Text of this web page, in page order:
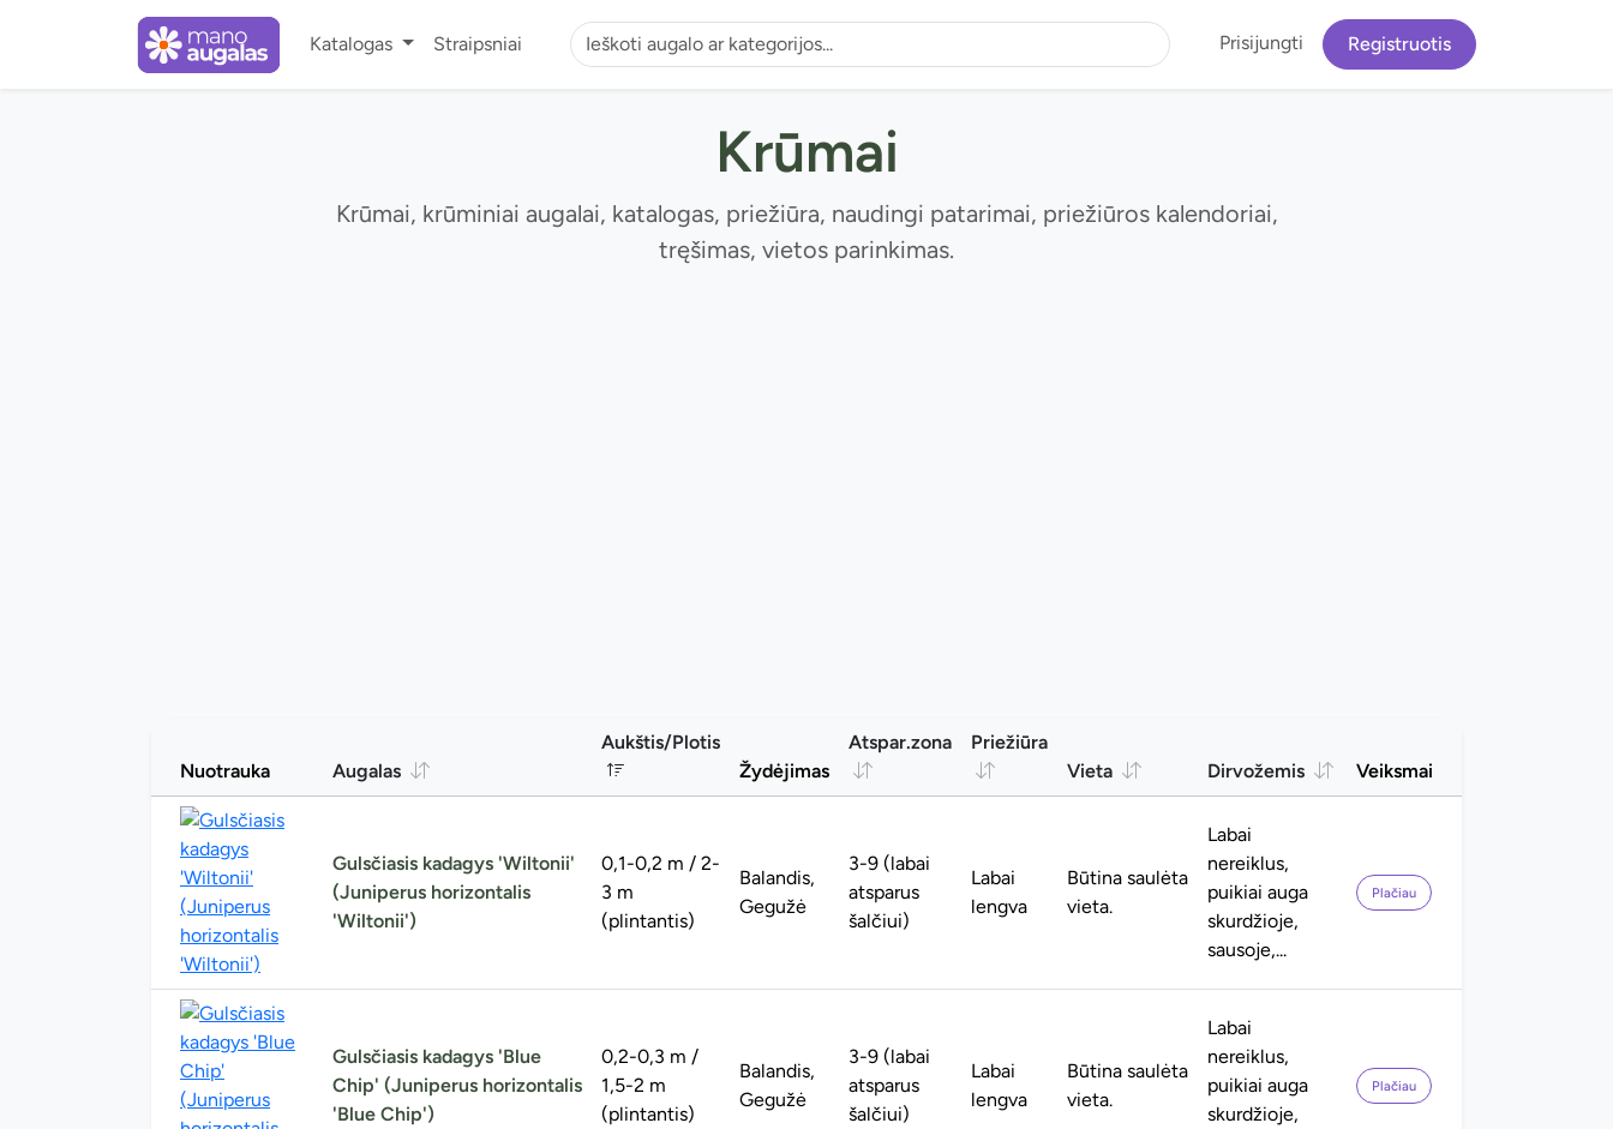
Katalogas Straipsniai Prisijungti Registruotis
Krūmai
Krūmai, krūminiai augalai, katalogas, priežiūra, naudingi patarimai, priežiūros kalendoriai,
tręšimas, vietos parinkimas.
Nuotrauka Augalas
Aukštis/Plotis
Žydėjimas
Atspar.zona
Priežiūra
Vieta
Dirvožemis Veiksmai
Gulsčiasis kadagys 'Wiltonii'
(Juniperus horizontalis
'Wiltonii')
0,1-0,2 m / 2-
3 m
(plintantis)
Balandis,
Gegužė
3-9 (labai
atsparus
šalčiui)
Labai
lengva
Būtina saulėta
vieta.
Labai
nereiklus,
puikiai auga
skurdžioje,
sausoje,...
Plačiau
Gulsčiasis kadagys 'Blue
Chip' (Juniperus horizontalis
'Blue Chip')
0,2-0,3 m /
1,5-2 m
(plintantis)
Balandis,
Gegužė
3-9 (labai
atsparus
šalčiui)
Labai
lengva
Būtina saulėta
vieta.
Labai
nereiklus,
puikiai auga
skurdžioje,
Plačiau